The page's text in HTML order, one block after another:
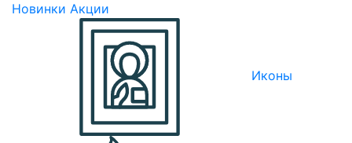
Новинки Акции
Иконы